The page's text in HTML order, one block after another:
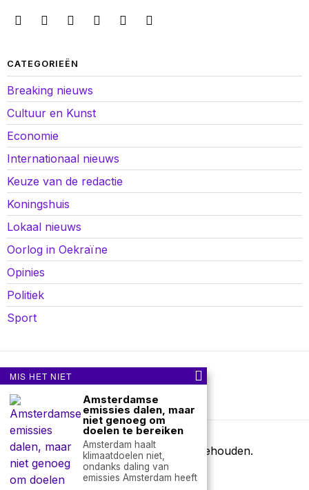
CATEGORIEËN
Breaking nieuws
Cultuur en Kunst
Economie
Internationaal nieuws
Keuze van de redactie
Koningshuis
Lokaal nieuws
Oorlog in Oekraïne
Opinies
Politiek
Sport
nieuwsimpuls.online
©2026- Alle rechten voorbehouden.
nieuwsimpuls.online
MIS HET NIET
Amsterdamse
emissies dalen, maar
niet genoeg om
doelen te bereiken
Amsterdam haalt
klimaatdoelen niet,
ondanks daling van
emissies Amsterdam heeft